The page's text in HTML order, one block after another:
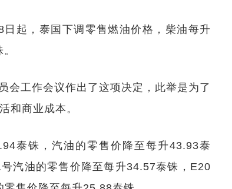
起，泰国下调零售燃油价格，柴油每升
会工作会议作出了这项决定，此举是为了
和商业成本。
泰铢，汽油的零售价降至每升43.93泰
汽油的零售价降至每升34.57泰铢，E20